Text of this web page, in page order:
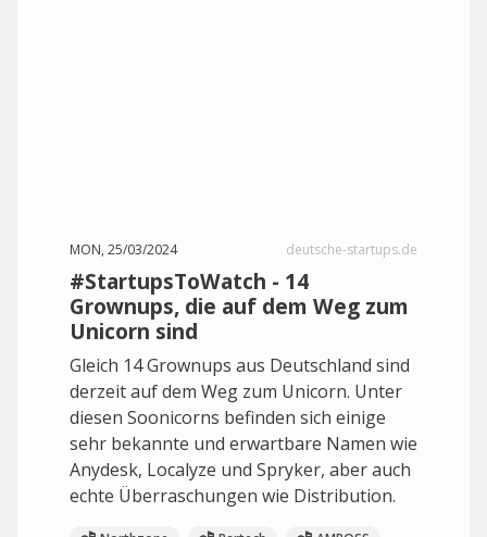
MON, 25/03/2024 deutsche-startups.de
#StartupsToWatch - 14
Grownups, die auf dem Weg zum
Unicorn sind
Gleich 14 Grownups aus Deutschland sind
derzeit auf dem Weg zum Unicorn. Unter
diesen Soonicorns befinden sich einige
sehr bekannte und erwartbare Namen wie
Anydesk, Localyze und Spryker, aber auch
echte Überraschungen wie Distribution.